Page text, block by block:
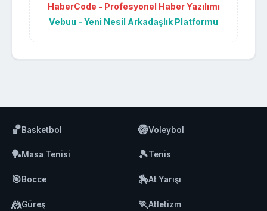
HaberCode - Profesyonel Haber Yazılımı
Vebuu - Yeni Nesil Arkadaşlık Platformu
🏀Basketbol 🏐Voleybol
🏓Masa Tenisi 🎾Tenis
🎯Bocce 🏇At Yarışı
🤼Güreş 🏃Atletizm